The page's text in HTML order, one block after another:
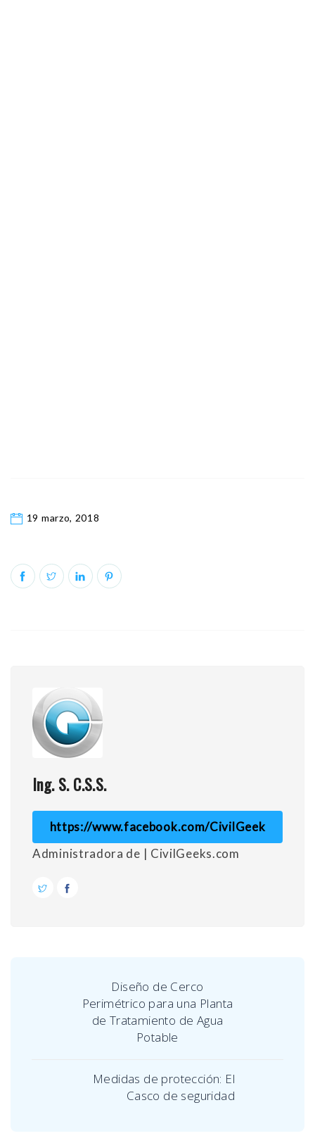
19 marzo, 2018
Ing. S. C.S.S.
https://www.facebook.com/CivilGeek
Administradora de | CivilGeeks.com
Diseño de Cerco
Perimétrico para una Planta
de Tratamiento de Agua
Potable
Medidas de protección: El
Casco de seguridad